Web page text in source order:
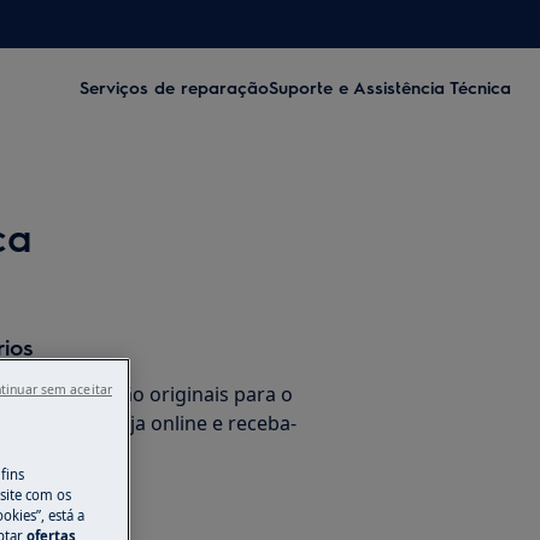
Serviços de reparaçãoSuporte e Assistência Técnica
de substituição originais para o
na nossa loja online e receba-
com os
está a
ofertas
sem aceitar